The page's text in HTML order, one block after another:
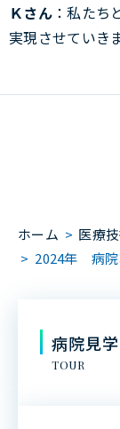
Ｋさん：私たち
実現させていき
ホーム > 医療
> 2024年 病院
病院見学
TOUR